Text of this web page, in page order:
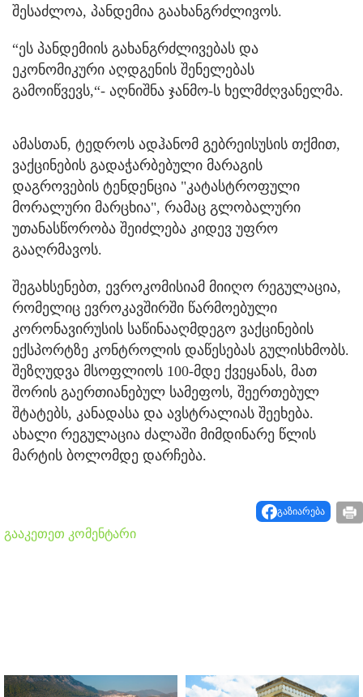
შესაძლოა, პანდემია გაახანგრძლივოს.
“ეს პანდემიის გახანგრძლივებას და
ეკონომიკური აღდგენის შენელებას
გამოიწვევს,“- აღნიშნა ჯანმო-ს ხელმძღვანელმა.
ამასთან, ტედროს ადჰანომ გებრეისუსის თქმით,
ვაქცინების გადაჭარბებული მარაგის
დაგროვების ტენდენცია "კატასტროფული
მორალური მარცხია", რამაც გლობალური
უთანასწორობა შეიძლება კიდევ უფრო
გააღრმავოს.
შეგახსენებთ, ევროკომისიამ მიიღო რეგულაცია,
რომელიც ევროკავშირში წარმოებული
კორონავირუსის საწინააღმდეგო ვაქცინების
ექსპორტზე კონტროლის დაწესებას გულისხმობს.
შეზღუდვა მსოფლიოს 100-მდე ქვეყანას, მათ
შორის გაერთიანებულ სამეფოს, შეერთებულ
შტატებს, კანადასა და ავსტრალიას შეეხება.
ახალი რეგულაცია ძალაში მიმდინარე წლის
მარტის ბოლომდე დარჩება.
გაზიარება
გააკეთეთ კომენტარი